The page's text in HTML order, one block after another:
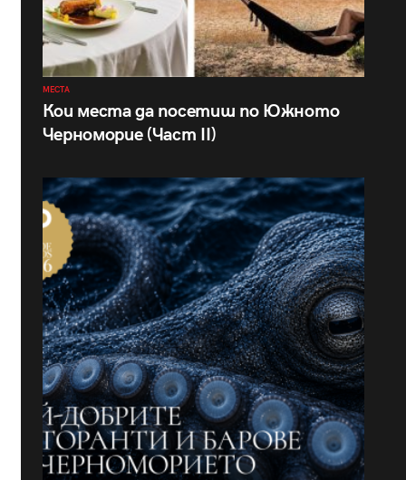
МЕСТА
Кои места да посетиш по Южното
Черноморие (Част II)